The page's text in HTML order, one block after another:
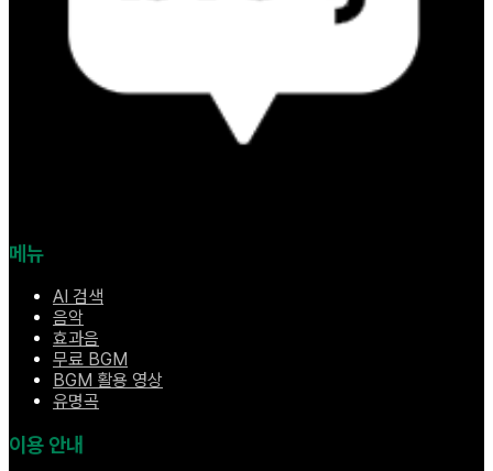
메뉴
AI 검색
음악
효과음
무료 BGM
BGM 활용 영상
유명곡
이용 안내